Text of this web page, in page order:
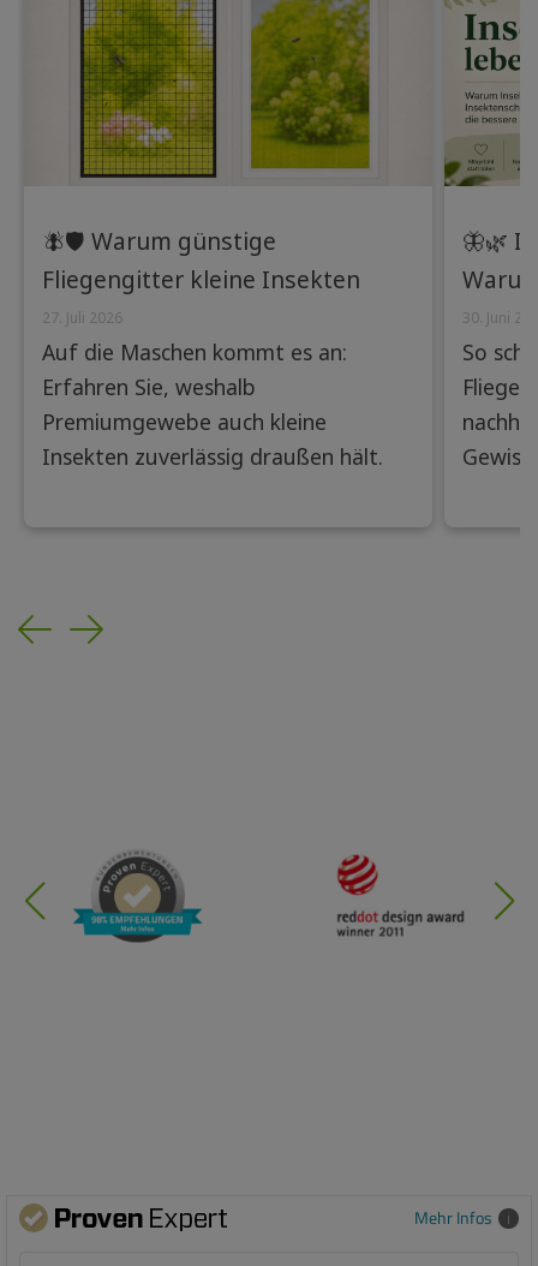
🪰🛡️ Warum günstige
Fliegengitter kleine Insekten
nicht abhalten – und wie
Premiumgewebe den
Unterschied machen
27. Juli 2026
Auf die Maschen kommt es an:
Erfahren Sie, weshalb
Premiumgewebe auch kleine
Insekten zuverlässig draußen hält.
🦋🌿
30. Juni
So
Previous
Next
Mehr Infos